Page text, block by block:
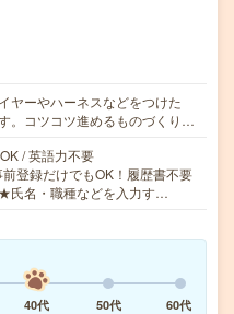
ヤーやハーネスなどをつけた
。コツコツ進めるものづくり…
/ 英語力不要
登録だけでもOK！履歴書不要
氏名・職種などを入力す…
40代 50代 60代